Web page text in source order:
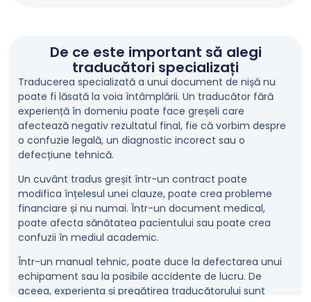
De ce este important să alegi
traducători specializați
Traducerea specializată a unui document de nișă nu
poate fi lăsată la voia întâmplării. Un traducător fără
experiență în domeniu poate face greșeli care
afectează negativ rezultatul final, fie că vorbim despre
o confuzie legală, un diagnostic incorect sau o
defecțiune tehnică.
Un cuvânt tradus greșit într-un contract poate
modifica înțelesul unei clauze, poate crea probleme
financiare și nu numai. Într-un document medical,
poate afecta sănătatea pacientului sau poate crea
confuzii în mediul academic.
Într-un manual tehnic, poate duce la defectarea unui
echipament sau la posibile accidente de lucru. De
aceea, experiența și pregătirea traducătorului sunt